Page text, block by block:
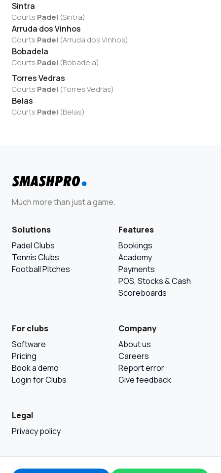
Sintra
Courts Padel (Sintra)
Arruda dos Vinhos
Courts Padel (Arruda dos Vinhos)
Bobadela
Courts Padel (Bobadela)
Torres Vedras
Courts Padel (Torres Vedras)
Belas
Courts Padel (Belas)
Much more than just a game.
Solutions
Padel Clubs
Tennis Clubs
Football Pitches
Features
Bookings
Academy
Payments
POS, Stocks & Cash
Scoreboards
For clubs
Software
Pricing
Book a demo
Login for Clubs
Company
About us
Careers
Report error
Give feedback
Legal
Privacy policy